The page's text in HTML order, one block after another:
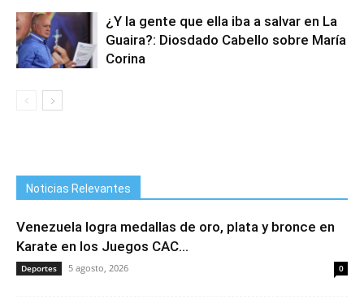
¿Y la gente que ella iba a salvar en La
Guaira?: Diosdado Cabello sobre María
Corina
Noticias Relevantes
Venezuela logra medallas de oro, plata y bronce en
Karate en los Juegos CAC...
Deportes 5 agosto, 2026 0